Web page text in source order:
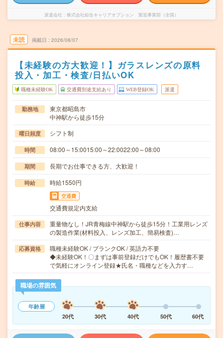
派遣会社 株式会社綜合キャリアオプション 製造事業部（全国）
未読 掲載日 2026/08/07
【未経験の方大歓迎！】ガラスレンズの原料
投入・加工・検査/日払いOK
職種未経験OK 交通費別途支給あり WEB登録OK 派遣
勤務地
東京都昭島市
中神駅から徒歩15分
曜日頻度 シフト制
時間 08:00～15:0015:00～22:0022:00～08:00
期間 長期でお仕事できる方、大歓迎！
時給 時給1550円
交通費
交通費規定内支給
仕事内容
重量物なし！JR青梅線中神駅から徒歩15分！工業用レンズ
の製造作業(材料投入、レンズ加工、簡易検査)…
応募資格
職種未経験OK / ブランクOK / 英語力不要
◆未経験OK！〇まずは事前登録だけでもOK！履歴書不要
で気軽にオンライン登録★氏名・職種などを入力す…
職場の雰囲気
年齢層
20代
30代 40代 50代 60代